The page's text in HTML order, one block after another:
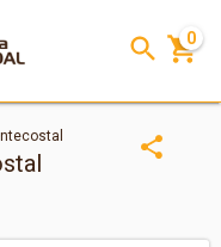
0